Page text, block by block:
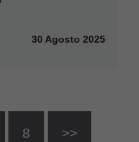
30 Agosto 2025
8 >>